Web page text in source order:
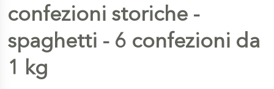
confezioni storiche -
spaghetti - 6 confezioni da
1 kg